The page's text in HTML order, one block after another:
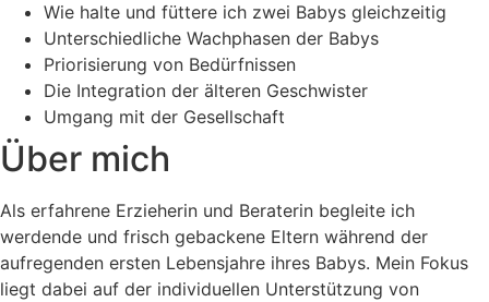
Wie halte und füttere ich zwei Babys gleichzeitig
Unterschiedliche Wachphasen der Babys
Priorisierung von Bedürfnissen
Die Integration der älteren Geschwister
Umgang mit der Gesellschaft
Über mich
Als erfahrene Erzieherin und Beraterin begleite ich
werdende und frisch gebackene Eltern während der
aufregenden ersten Lebensjahre ihres Babys. Mein Fokus
liegt dabei auf der individuellen Unterstützung von